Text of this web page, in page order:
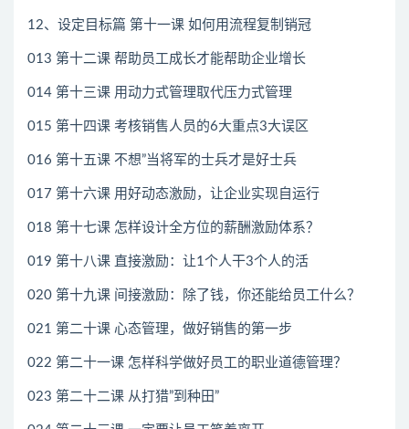
12、设定目标篇 第十一课 如何用流程复制销冠
013 第十二课 帮助员工成长才能帮助企业增长
014 第十三课 用动力式管理取代压力式管理
015 第十四课 考核销售人员的6大重点3大误区
016 第十五课 不想”当将军的士兵才是好士兵
017 第十六课 用好动态激励，让企业实现自运行
018 第十七课 怎样设计全方位的薪酬激励体系？
019 第十八课 直接激励：让1个人干3个人的活
020 第十九课 间接激励：除了钱，你还能给员工什么？
021 第二十课 心态管理，做好销售的第一步
022 第二十一课 怎样科学做好员工的职业道德管理？
023 第二十二课 从打猎”到种田”